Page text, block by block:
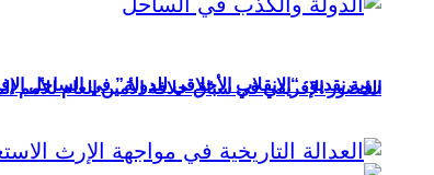
الحضور الإفريقي في سباق خلافة الأمين العام للأمم
رؤية نقدية: “الانقلاب الأخلاقي للدولة” في الساحل